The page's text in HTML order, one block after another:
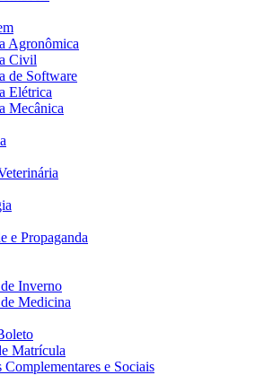
Agronômica
Civil
de Software
Elétrica
Mecânica
e Propaganda
Inverno
Medicina
Matrícula
e Sociais